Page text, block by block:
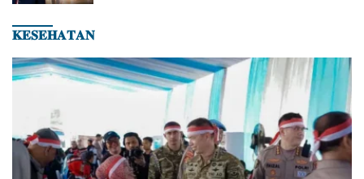
𝐊𝐄𝐒𝐄𝐇𝐀𝐓𝐀𝐍